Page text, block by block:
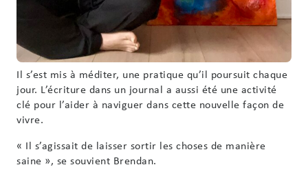
Il s’est mis à méditer, une pratique qu’il poursuit chaque
jour. L’écriture dans un journal a aussi été une activité
clé pour l’aider à naviguer dans cette nouvelle façon de
vivre.
« Il s’agissait de laisser sortir les choses de manière
saine », se souvient Brendan.